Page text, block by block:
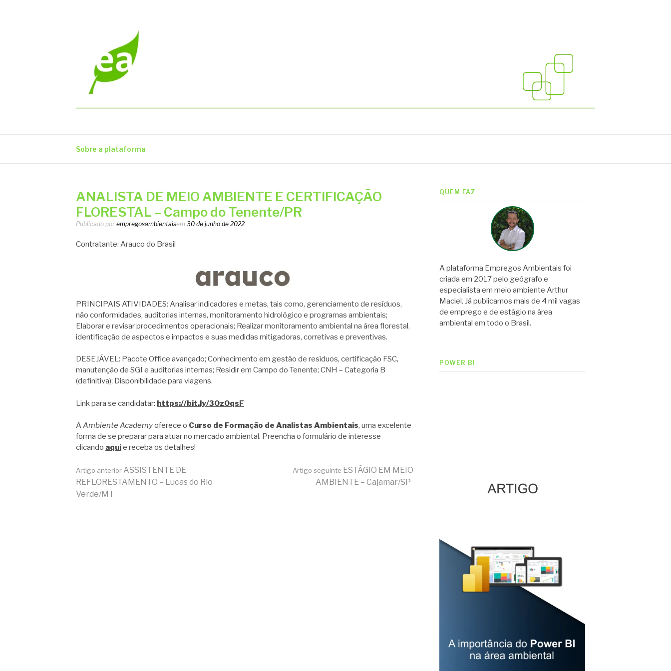
Sobre a plataforma
ANALISTA DE MEIO AMBIENTE E CERTIFICAÇÃO
FLORESTAL – Campo do Tenente/PR
Publicado por empregosambientaisem 30 de junho de 2022
Contratante: Arauco do Brasil
PRINCIPAIS ATIVIDADES: Analisar indicadores e metas, tais como, gerenciamento de resíduos,
não conformidades, auditorias internas, monitoramento hidrológico e programas ambientais;
Elaborar e revisar procedimentos operacionais; Realizar monitoramento ambiental na área florestal,
identificação de aspectos e impactos e suas medidas mitigadoras, corretivas e preventivas.
DESEJÁVEL: Pacote Office avançado; Conhecimento em gestão de resíduos, certificação FSC,
manutenção de SGI e auditorias internas; Residir em Campo do Tenente; CNH – Categoria B
(definitiva); Disponibilidade para viagens.
Link para se candidatar: https://bit.ly/3OzOqsF
AAmbiente Academyoferece o Curso de Formação de Analistas Ambientais, uma excelente
forma de se preparar para atuar no mercado ambiental. Preencha o formulário de interesse
clicando aquie receba os detalhes!
Continue
Artigo anterior ASSISTENTE DE
REFLORESTAMENTO – Lucas do Rio
Verde/MT
Artigo seguinte ESTÁGIO EM MEIO
AMBIENTE – Cajamar/SP
QUEM FAZ
A plataforma Empregos Ambientais foi
criada em 2017 pelo geógrafo e
especialista em meio ambiente Arthur
Maciel. Já publicamos mais de 4 mil vagas
de emprego e de estágio na área
ambiental em todo o Brasil.
POWER BI